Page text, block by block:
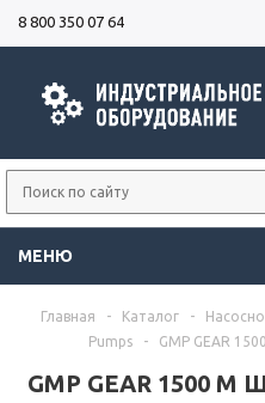
8 800 350 07 64
МЕНЮ
Главная - Каталог -
Pumps
- GMP GEAR
GMP GEAR 1500 M